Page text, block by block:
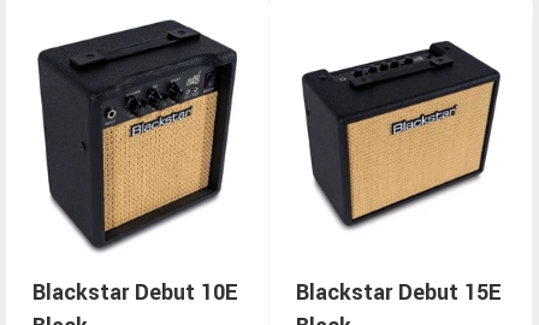
Blackstar Debut 10E
Blackstar Debut 15E